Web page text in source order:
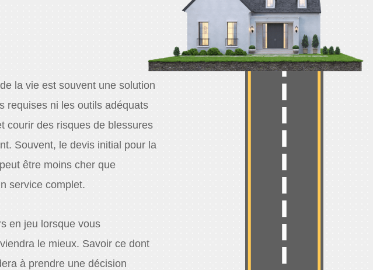
la vie est souvent une solution
requises ni les outils adéquats
courir des risques de blessures
Souvent, le devis initial pour la
être moins cher que
service complet.
en jeu lorsque vous
le mieux. Savoir ce dont
à prendre une décision